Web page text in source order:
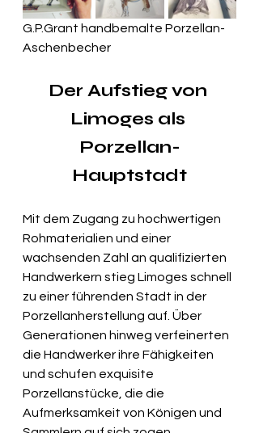
G.P.Grant handbemalte Porzellan-
Aschenbecher
Der Aufstieg von
Limoges als
Porzellan-
Hauptstadt
Mit dem Zugang zu hochwertigen
Rohmaterialien und einer
wachsenden Zahl an qualifizierten
Handwerkern stieg Limoges schnell
zu einer führenden Stadt in der
Porzellanherstellung auf. Über
Generationen hinweg verfeinerten
die Handwerker ihre Fähigkeiten
und schufen exquisite
Porzellanstücke, die die
Aufmerksamkeit von Königen und